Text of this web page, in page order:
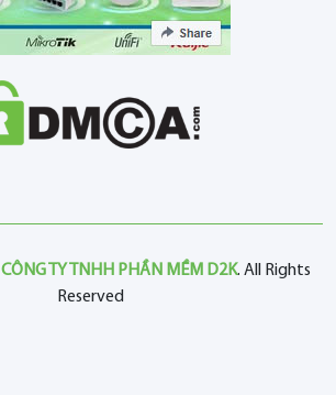
CÔNG TY TNHH PHẦN MỀM D2K. All Rights
Reserved